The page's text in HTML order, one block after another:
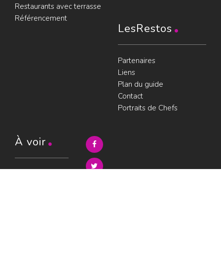
Restaurants avec terrasse
Référencement
LesRestos
Partenaires
Liens
Plan du guide
Contact
Portraits de Chefs
À voir